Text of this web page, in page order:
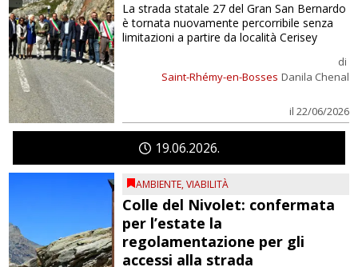
Saint-Rhémy-en-Bosses
di
Danila Chenal
il 22/06/2026
La strada statale 27 del Gran San Bernardo
è tornata nuovamente percorribile senza
limitazioni a partire da località Cerisey
1906 2026
AMBIENTE,VIABILITÀ
Colle del Nivolet: confermata
per l’estate la
regolamentazione per gli
accessi alla strada